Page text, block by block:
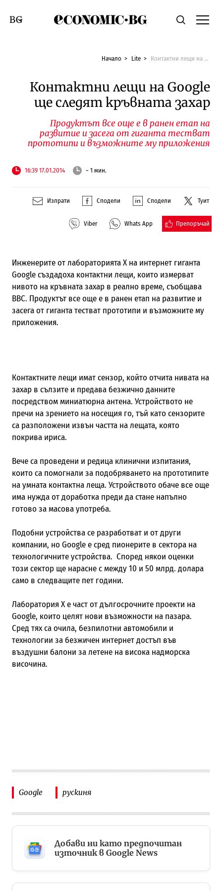
Economic.bgТърсене
Смяна на език
Начало Lite Контактни лещи на Google ще следят кръвната захар
Контактни лещи на Google
ще следят кръвната захар
Продуктът все още е в ранен етап на
развитие и засега от гиганта тестват
прототипи и възможните му приложения
16:39 17.01.2014 ~ 1 мин.
Изпрати Сподели Сподели Туит
Viber Whats App Препоръчай
Инженерите от лабораторията X на интернет гиганта
Google създадоха контактни лещи, които измерват
нивото на кръвната захар в реално време, съобщава
BBC. Продуктът все още е в ранен етап на развитие и
засега от гиганта тестват прототипи и възможните му
приложения.
Контактните лещи имат сензор, който отчита нивата на
захар в сълзите и предава безжично данните
посредством миниатюрна антена. Устройството не
пречи на зрението на носещия го, тъй като сензорите
са разположени извън частта на лещата, която
покрива ириса.
Вече са проведени и редица клинични изпитания,
които са помогнали за подобряването на прототипите
на умната контактна леща. Устройството обаче все още
има нужда от доработка преди да стане напълно
готово за масова употреба.
Подобни устройства се разработват и от други
компании, но Google е сред пионерите в сектора на
технологичните устройства. Според някои оценки
този сектор ще нарасне с между 10 и 50 млрд. долара
само в следващите пет години.
Лаборатория X е част от дългосрочните проекти на
Google, които целят нови възможности на пазара.
Сред тях са очила, безпилотни автомобили и
технологии за безжичен интернет достъп във
въздушни балони за летене на висока надморска
височина.
Google рускиня
Добави ни като предпочитан
източник в Google News